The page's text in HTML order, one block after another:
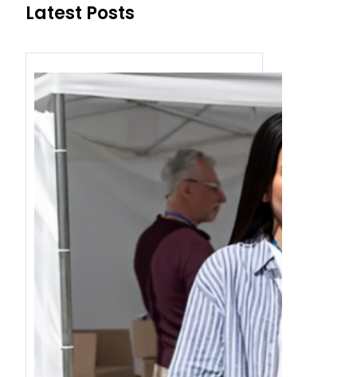
Latest Posts